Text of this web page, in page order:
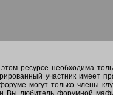
этом ресурсе необходима
участник имеет
могут только члены
Вы любитель форумной